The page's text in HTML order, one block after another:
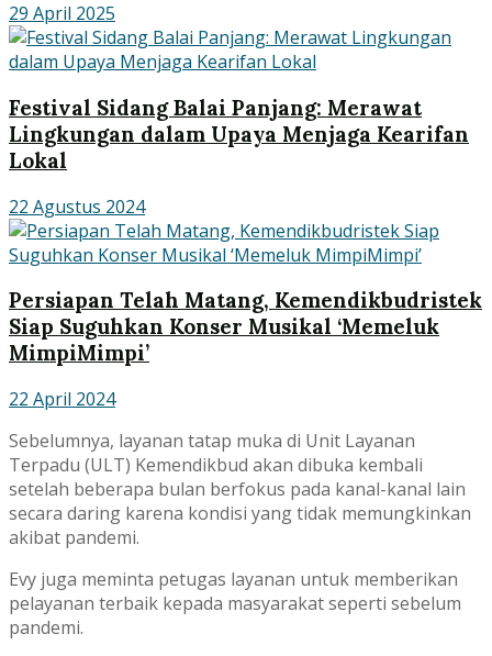
29 April 2025
Festival Sidang Balai Panjang: Merawat
Lingkungan dalam Upaya Menjaga Kearifan
Lokal
22 Agustus 2024
Persiapan Telah Matang, Kemendikbudristek
Siap Suguhkan Konser Musikal ‘Memeluk
MimpiMimpi’
22 April 2024
Sebelumnya, layanan tatap muka di Unit Layanan
Terpadu (ULT) Kemendikbud akan dibuka kembali
setelah beberapa bulan berfokus pada kanal-kanal lain
secara daring karena kondisi yang tidak memungkinkan
akibat pandemi.
Evy juga meminta petugas layanan untuk memberikan
pelayanan terbaik kepada masyarakat seperti sebelum
pandemi.